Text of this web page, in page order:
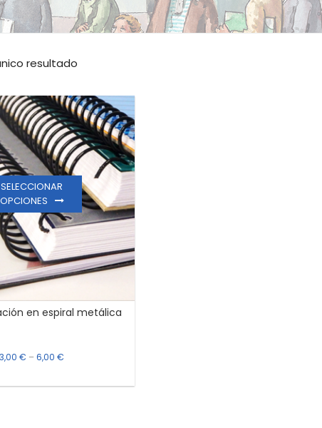
resultado
en espiral metálica
3,00€ –6,00€
SELECCIONAR
OPCIONES